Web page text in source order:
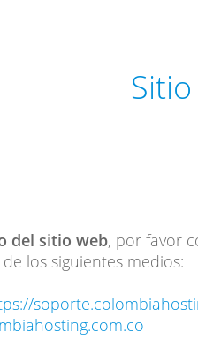
del sitio web, por favor
los siguientes medios: